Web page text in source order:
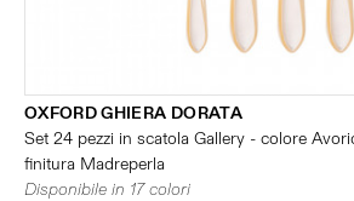
OXFORD GHIERA DORATA
Set 24 pezzi in scatola Gallery - colore
finitura Madreperla
Disponibile in 17 colori